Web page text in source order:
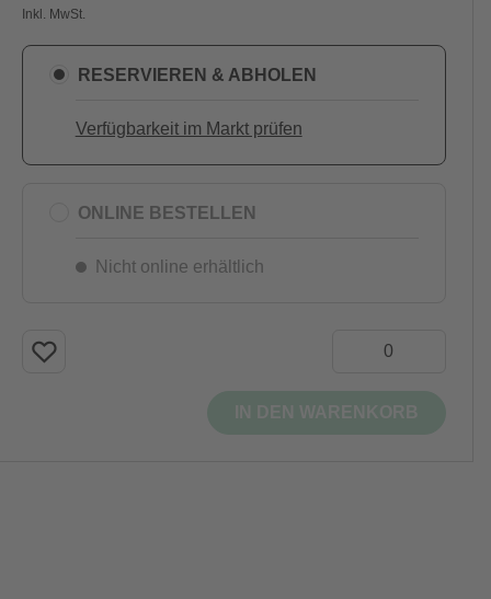
Inkl. MwSt.
RESERVIEREN & ABHOLEN
Verfügbarkeit im Markt prüfen
ONLINE BESTELLEN
Nicht online erhältlich